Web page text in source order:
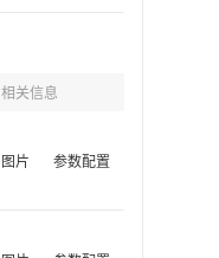
相关信息
图片 参数配置